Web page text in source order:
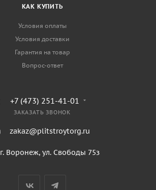
КАК КУПИТЬ
Условия оплаты
Условия доставки
Гарантия на товар
Вопрос-ответ
+7 (473) 251-41-01
ЗАКАЗАТЬ ЗВОНОК
zakaz@plitstroytorg.ru
г. Воронеж, ул. Свободы 75з